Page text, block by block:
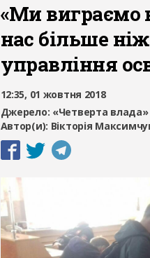
«Ми виграємо
нас більше
управління
12:35, 01 жовтня 2018
Джерело: «Четверта влада»
Автор(и): Вікторія